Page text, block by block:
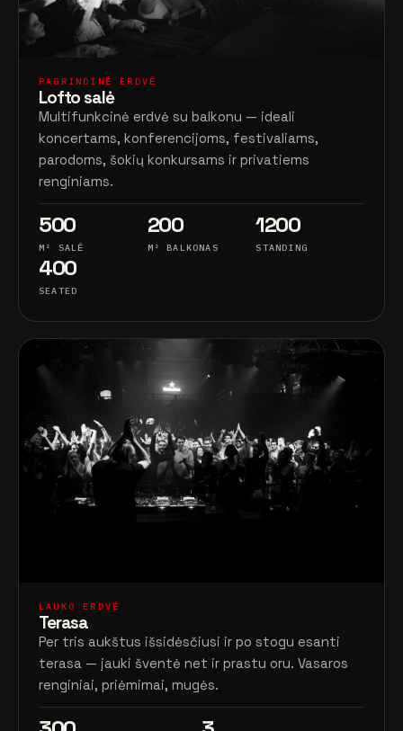
PAGRINDINĖ ERDVĖ
Lofto salė
Multifunkcinė erdvė su balkonu — ideali
koncertams, konferencijoms, festivaliams,
parodoms, šokių konkursams ir privatiems
renginiams.
500
M² SALĖ
200
M² BALKONAS
1200
STANDING
400
SEATED
LAUKO ERDVĖ
Terasa
Per tris aukštus išsidėsčiusi ir po stogu esanti
terasa — jauki šventė net ir prastu oru. Vasaros
renginiai, priėmimai, mugės.